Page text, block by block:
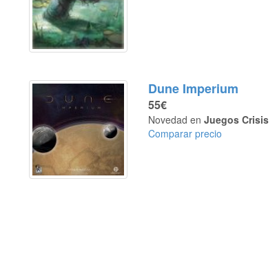
Dune Imperium
55€
Novedad enJuegos Crisis
Comparar precio